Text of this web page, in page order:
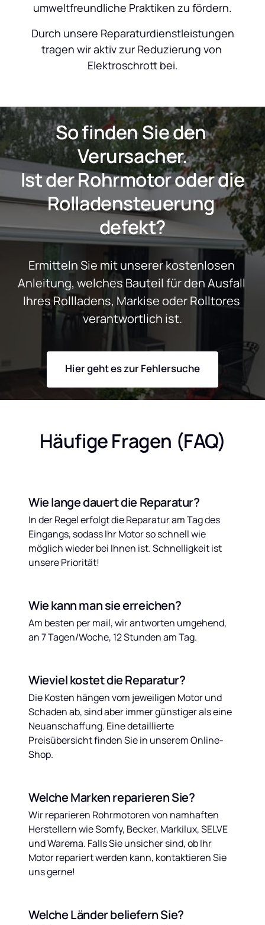
umweltfreundliche Praktiken zu fördern.
tragen wir aktiv zur Reduzierung von
Elektroschrott bei.
So finden Sie den
Verursacher.
Ist der Rohrmotor oder die
Rolladensteuerung
defekt?
Ermitteln Sie mit unserer kostenlosen
Anleitung, welches Bauteil für den Ausfall
Ihres Rollladens, Markise oder Rolltores
verantwortlich ist.
Hier geht es zur Fehlersuche
Häufige Fragen (FAQ)
Wie lange dauert die Reparatur?
In der Regel erfolgt die Reparatur am Tag des
Eingangs, sodass Ihr Motor so schnell wie
möglich wieder bei Ihnen ist. Schnelligkeit ist
unsere Priorität!
Wie kann man sie erreichen?
Am besten per mail, wir antworten umgehend,
an 7 Tagen/Woche, 12 Stunden am Tag.
Wieviel kostet die Reparatur?
Die Kosten hängen vom jeweiligen Motor und
Schaden ab, sind aber immer günstiger als eine
Neuanschaffung. Eine detaillierte
Preisübersicht finden Sie in unserem Online-
Shop.
Welche Marken reparieren Sie?
Wir reparieren Rohrmotoren von namhaften
Herstellern wie Somfy, Becker, Markilux, SELVE
und Warema. Falls Sie unsicher sind, ob Ihr
Motor repariert werden kann, kontaktieren Sie
uns gerne!
Welche Länder beliefern Sie?